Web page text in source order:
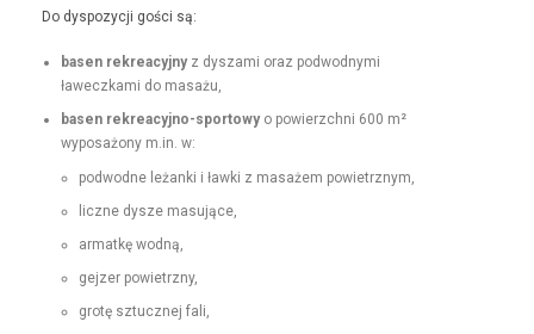
Do dys­pozy­cji goś­ci są:
basen rekrea­cyjnyz dysza­mi oraz pod­wod­ny­mi
ławeczka­mi do masażu,
basen rekrea­cyjno-sportowyo powierzch­ni 600 m²
wyposażony m.in. w:
pod­wodne leżan­ki i ław­ki z masażem powietrznym,
liczne dysze masujące,
armatkę wod­ną,
gejz­er powietrzny,
grotę sztucznej fali,